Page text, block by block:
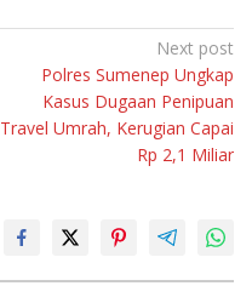
Next post
Polres Sumenep Ungkap
Kasus Dugaan Penipuan
Travel Umrah, Kerugian Capai
Rp 2,1 Miliar